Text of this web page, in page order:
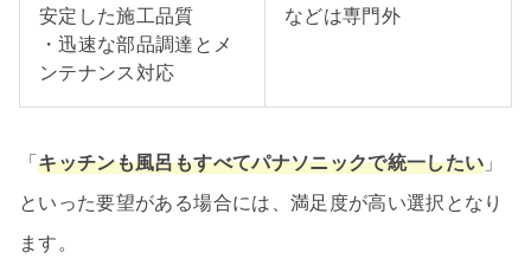
安定した施工品質
・迅速な部品調達とメ
ンテナンス対応
などは専門外
「キッチンも風呂もすべてパナソニックで統一したい 」
といった要望がある場合には、満足度が高い選択となり
ます。